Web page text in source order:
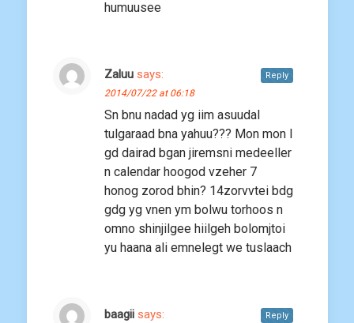
humuusee
Zaluu says:
2014/07/22 at 06:18
Sn bnu nadad yg iim asuudal
tulgaraad bna yahuu??? Mon mon l
gd dairad bgan jiremsni medeeller
n calendar hoogod vzeher 7
honog zorod bhin? 14zorvvtei bdg
gdg yg vnen ym bolwu torhoos n
omno shinjilgee hiilgeh bolomjtoi
yu haana ali emnelegt we tuslaach
Reply
baagii says: Reply